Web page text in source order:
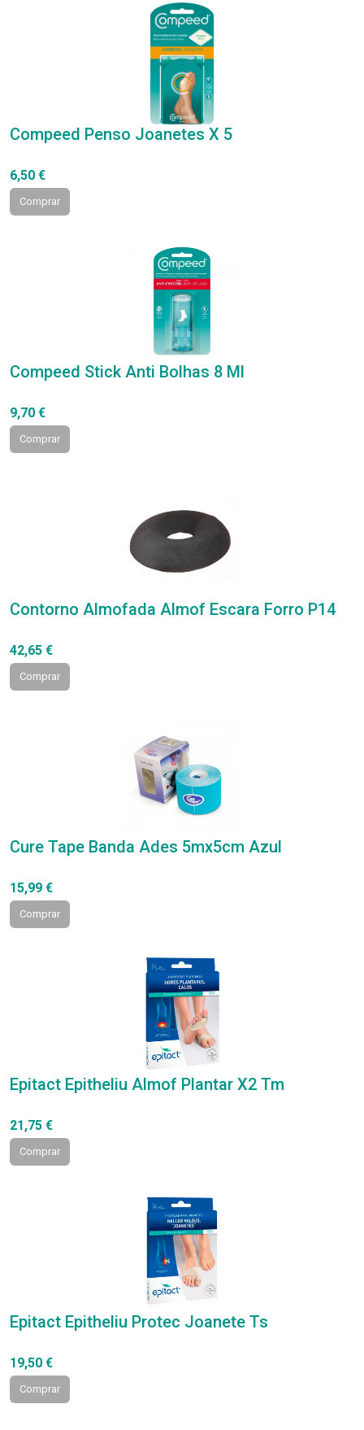
Compeed Penso Joanetes X 5
6,50 €
Comprar
Compeed Stick Anti Bolhas 8 Ml
9,70 €
Comprar
Contorno Almofada Almof Escara Forro P14
42,65 €
Comprar
Cure Tape Banda Ades 5mx5cm Azul
15,99 €
Comprar
Epitact Epitheliu Almof Plantar X2 Tm
21,75 €
Comprar
Epitact Epitheliu Protec Joanete Ts
19,50 €
Comprar